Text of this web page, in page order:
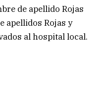
de apellido Rojas
apellidos Rojas y
al hospital local.